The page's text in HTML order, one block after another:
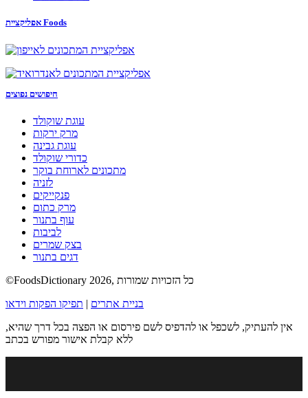
אפליקציית Foods
חיפושים נפוצים
עוגת שוקולד
מרק ירקות
עוגת גבינה
כדורי שוקולד
מתכונים לארוחת בוקר
לזניה
פנקייקים
מרק כתום
עוף בתנור
לביבות
בצק שמרים
דגים בתנור
©FoodsDictionary 2026, כל הזכויות שמורות
בניית אתרים | תפיקו הפקות וידאו
אין להעתיק, לשכפל או להדפיס לשם פירסום או הפצה בכל דרך שהיא,
ללא קבלת אישור מפורש בכתב